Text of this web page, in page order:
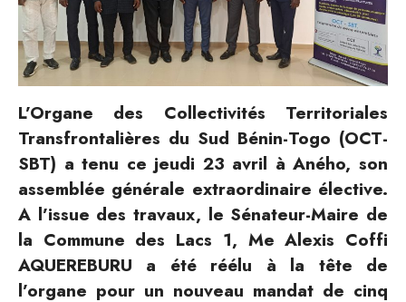
L’Organe des Collectivités Territoriales
Transfrontalières du Sud Bénin-Togo (OCT-
SBT) a tenu ce jeudi 23 avril à Aného, son
assemblée générale extraordinaire élective.
A l’issue des travaux, le Sénateur-Maire de
la Commune des Lacs 1, Me Alexis Coffi
AQUEREBURU a été réélu à la tête de
l’organe pour un nouveau mandat de cinq